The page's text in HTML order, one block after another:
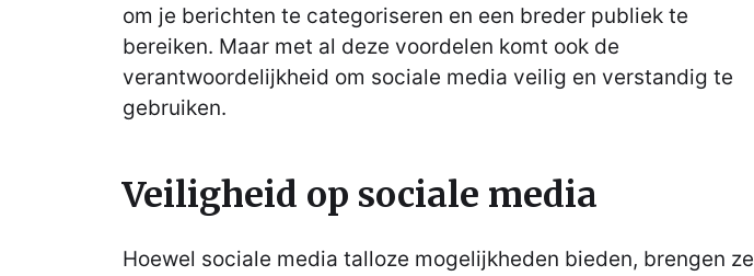
om je berichten te categoriseren en een breder publiek te
bereiken. Maar met al deze voordelen komt ook de
verantwoordelijkheid om sociale media veilig en verstandig te
gebruiken.
Veiligheid op sociale media
Hoewel sociale media talloze mogelijkheden bieden, brengen ze